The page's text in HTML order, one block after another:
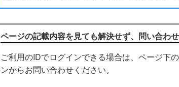
ページの記載内容を見ても解決せず、問い合わ
ご利用のIDでログインできる場合は、ページ下
ンからお問い合わせください。